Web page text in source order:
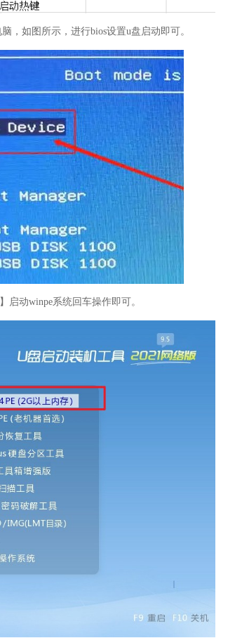
，如图所示，进行bios设置u盘启动即可。
启动winpe系统回车操作即可。